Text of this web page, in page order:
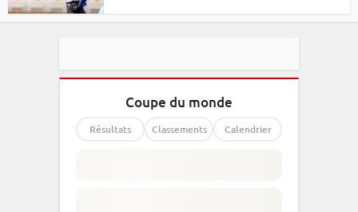
Coupe du monde
Résultats Classements Calendrier